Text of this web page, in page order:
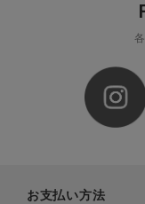
お支払い方法